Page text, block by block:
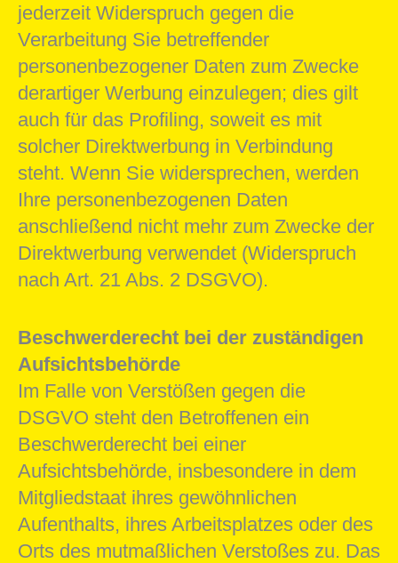
jederzeit Widerspruch gegen die
Verarbeitung Sie betreffender
personenbezogener Daten zum Zwecke
derartiger Werbung einzulegen; dies gilt
auch für das Profiling, soweit es mit
solcher Direktwerbung in Verbindung
steht. Wenn Sie widersprechen, werden
Ihre personenbezogenen Daten
anschließend nicht mehr zum Zwecke der
Direktwerbung verwendet (Widerspruch
nach Art. 21 Abs. 2 DSGVO).
Beschwerderecht bei der zuständigen
Aufsichtsbehörde
Im Falle von Verstößen gegen die
DSGVO steht den Betroffenen ein
Beschwerderecht bei einer
Aufsichtsbehörde, insbesondere in dem
Mitgliedstaat ihres gewöhnlichen
Aufenthalts, ihres Arbeitsplatzes oder des
Orts des mutmaßlichen Verstoßes zu. Das